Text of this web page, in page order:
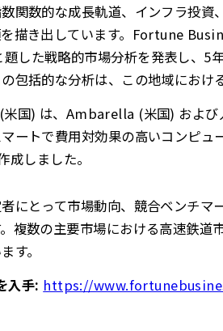
関数的な成長軌道、インフラ投
を描き出しています。Fortune
した戦略的市場分析を発表し、5
包括的な分析は、この地域におけ
国) は、Ambarella (米国) および
ートで費用対効果の高いコンピ
成しました。
にとって市場動向、競合ベンチマ
複数の主要市場における高速鉄
す。
入手: https://